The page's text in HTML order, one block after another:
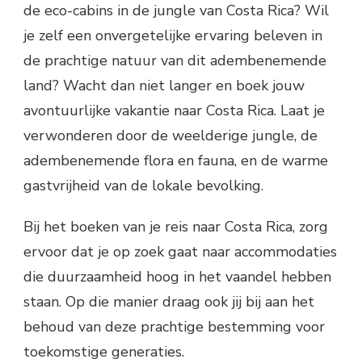
de eco-cabins in de jungle van Costa Rica? Wil
je zelf een onvergetelijke ervaring beleven in
de prachtige natuur van dit adembenemende
land? Wacht dan niet langer en boek jouw
avontuurlijke vakantie naar Costa Rica. Laat je
verwonderen door de weelderige jungle, de
adembenemende flora en fauna, en de warme
gastvrijheid van de lokale bevolking.
Bij het boeken van je reis naar Costa Rica, zorg
ervoor dat je op zoek gaat naar accommodaties
die duurzaamheid hoog in het vaandel hebben
staan. Op die manier draag ook jij bij aan het
behoud van deze prachtige bestemming voor
toekomstige generaties.